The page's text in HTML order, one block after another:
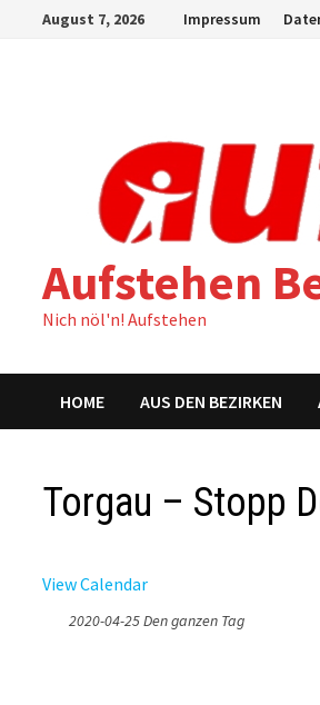
August 7, 2026 Impressum
Aufstehen
Nich nöl'n! Aufstehen
HOME AUS DEN BEZIRKEN
Torgau – Stopp
View Calendar
2020-04-25 Den ganzen Tag